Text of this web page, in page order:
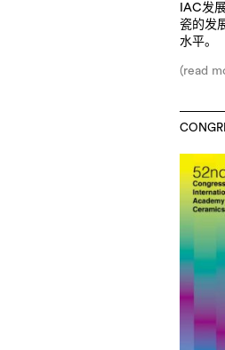
IAC发
瓷的发
水平。
(read